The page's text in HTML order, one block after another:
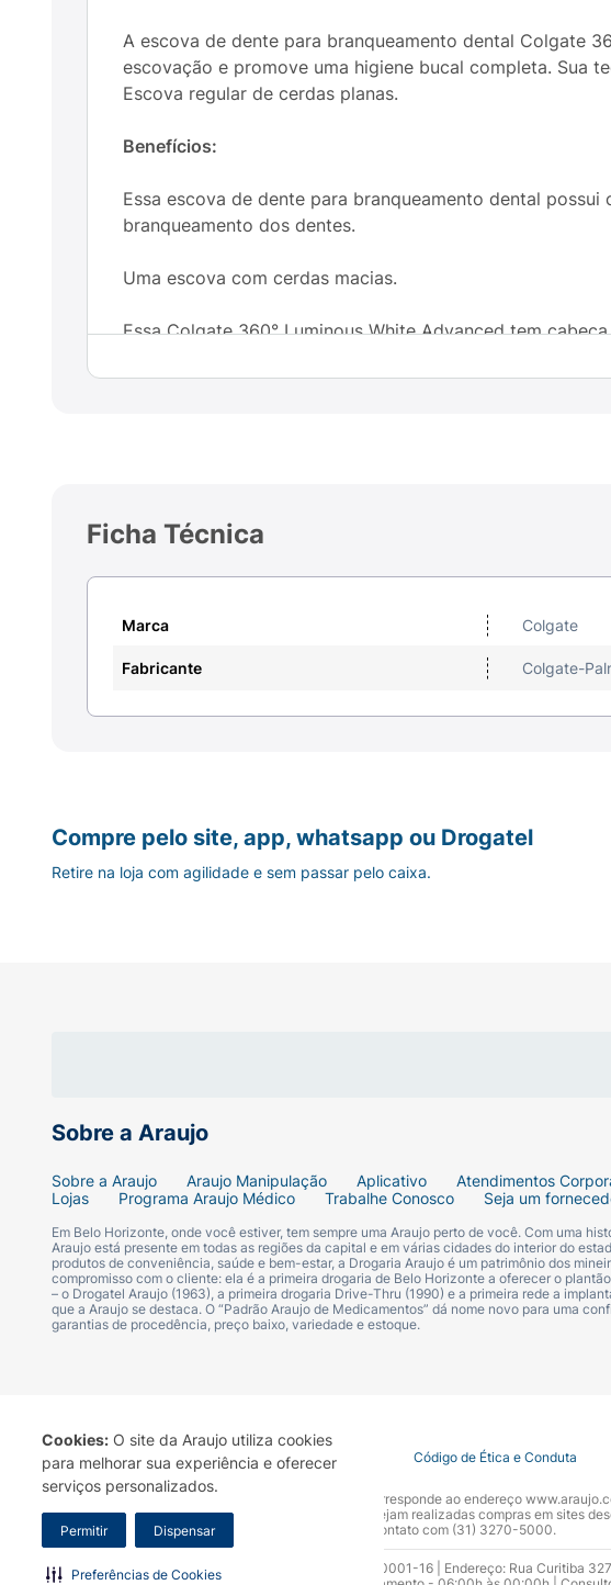
Cookies: O site da Araujo utiliza cookies
para melhorar sua experiência e oferecer
serviços personalizados.
Permitir Dispensar
Preferências de Cookies
A escova de dente para branqueamento dental Colgate
escovação e promove uma higiene bucal completa. Sua
Escova regular de cerdas planas.
Benefícios:
Essa escova de dente para branqueamento dental
branqueamento dos dentes.
Uma escova com cerdas macias.
Essa Colgate 360° Luminous White Advanced tem
Também tem limpador de língua e bochechas.
Ficha Técnica
Marca Colgate
Fabricante Colgate-
Sobre a Araujo
Sobre a Araujo Araujo Manipulação Aplicativo Atendimentos
Lojas
Programa Araujo Médico Trabalhe Conosco Seja um
Em Belo Horizonte, onde você estiver, tem sempre uma Araujo perto de você. Com uma
Araujo está presente em todas as regiões da capital e em várias cidades do interior do
produtos de conveniência, saúde e bem-estar, a Drogaria Araujo é um patrimônio dos
compromisso com o cliente: ela é a primeira drogaria de Belo Horizonte a oferecer o
– o Drogatel Araujo (1963), a primeira drogaria Drive-Thru (1990) e a primeira rede a
que a Araujo se destaca. O “Padrão Araujo de Medicamentos” dá nome novo para uma
garantias de procedência, preço baixo, variedade e estoque.
Compre pelo site, app, whatsapp ou Drogatel
Retire na loja com agilidade e sem passar pelo caixa.
Termo de Uso Portal da Privacidade Covid-19 Código de Ética e Conduta
A Drogaria Araujo S/A informa que o seu site oficial corresponde ao endereço
marca. Para sua segurança recomendamos que não sejam realizadas compras em sites
Araujo S.A. Em caso de dúvidas, gentileza entrar em contato com (31) 3270-5000.
Razão Social: Drogaria Araujo S.A | CNPJ: 17.256.512.0001-16 | Endereço: Rua Curitiba